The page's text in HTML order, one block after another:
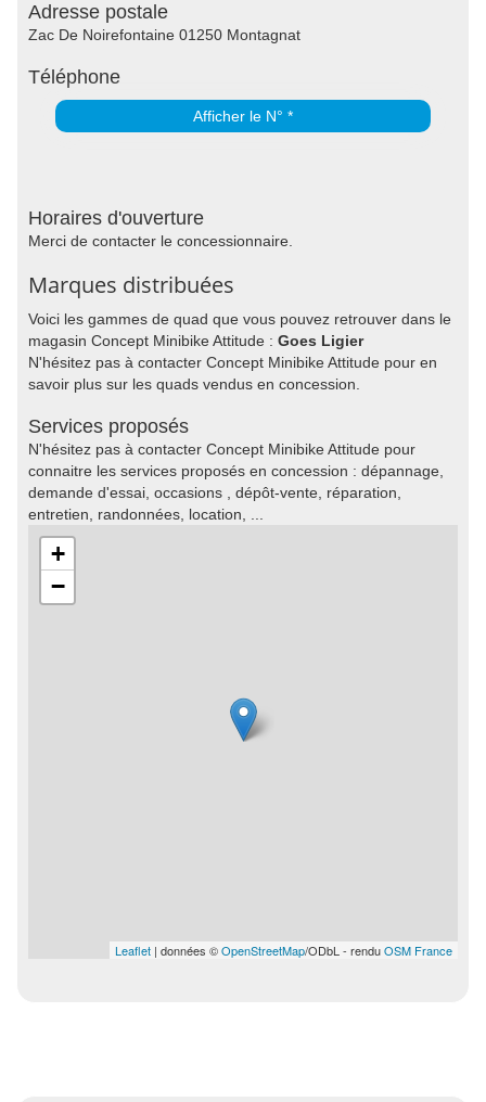
Adresse postale
Zac De Noirefontaine 01250 Montagnat
Téléphone
Afficher le N° *
Horaires d'ouverture
Merci de contacter le concessionnaire.
Marques distribuées
Voici les gammes de quad que vous pouvez retrouver dans le
magasin Concept Minibike Attitude : Goes Ligier
N'hésitez pas à contacter Concept Minibike Attitude pour en
savoir plus sur les quads vendus en concession.
Services proposés
N'hésitez pas à contacter Concept Minibike Attitude pour
connaitre les services proposés en concession : dépannage,
demande d'essai, occasions , dépôt-vente, réparation,
entretien, randonnées, location, ...
+
−
Leaflet | données ©OpenStreetMap/ODbL - renduOSM France